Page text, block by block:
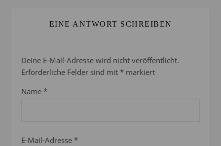
EINE ANTWORT SCHREIBEN
Deine E-Mail-Adresse wird nicht veröffentlicht.
Erforderliche Felder sind mit * markiert
Name *
E-Mail-Adresse *